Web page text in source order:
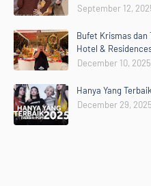
September 12,
Bufet Krismas dan
Hotel &
December 10, 2025
Hanya Yang
December 29, 2025